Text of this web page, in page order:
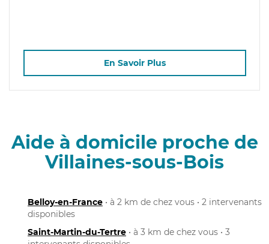
En Savoir Plus
Aide à domicile proche de
Villaines-sous-Bois
Belloy-en-France • à 2 km de chez vous • 2 intervenants
disponibles
Saint-Martin-du-Tertre • à 3 km de chez vous • 3